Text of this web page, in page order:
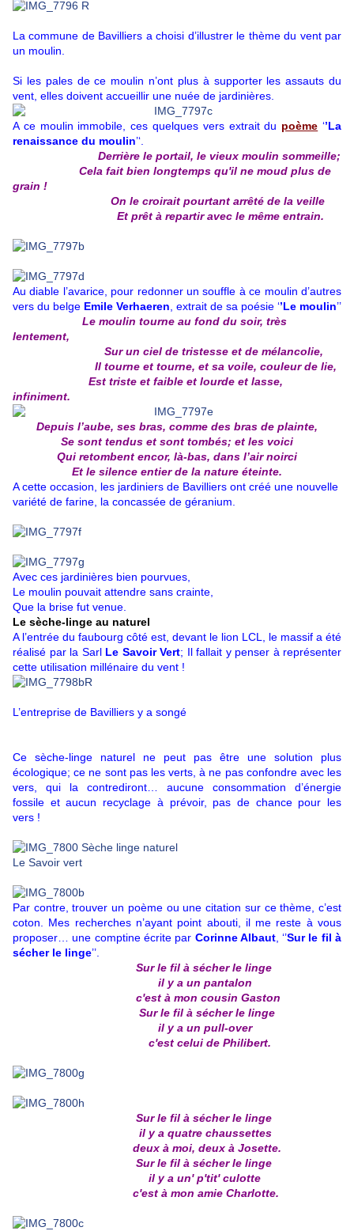
La commune de Bavilliers a choisi d’illustrer le thème du vent par
un moulin.
Si les pales de ce moulin n’ont plus à supporter les assauts du
vent, elles doivent accueillir une nuée de jardinières.
A ce moulin immobile, ces quelques vers extrait du poème ‘’La
renaissance du moulin’‘.
Derrière le portail, le vieux moulin sommeille;
Cela fait bien longtemps qu'il ne moud plus de
grain !
On le croirait pourtant arrêté de la veille
Et prêt à repartir avec le même entrain.
Au diable l’avarice, pour redonner un souffle à ce moulin d’autres
vers du belge Emile Verhaeren , extrait de sa poésie ‘’Le moulin’’
Le moulin tourne au fond du soir, très
lentement,
Sur un ciel de tristesse et de mélancolie,
Il tourne et tourne, et sa voile, couleur de lie,
Est triste et faible et lourde et lasse,
infiniment.
Depuis l’aube, ses bras, comme des bras de plainte,
Se sont tendus et sont tombés; et les voici
Qui retombent encor, là-bas, dans l’air noirci
Et le silence entier de la nature éteinte.
A cette occasion, les jardiniers de Bavilliers ont créé une nouvelle
variété de farine, la concassée de géranium.
Avec ces jardinières bien pourvues,
Le moulin pouvait attendre sans crainte,
Que la brise fut venue.
Le sèche-linge au naturel
A l’entrée du faubourg côté est, devant le lion LCL, le massif a été
réalisé par la Sarl Le Savoir Vert; Il fallait y penser à représenter
cette utilisation millénaire du vent !
L’entreprise de Bavilliers y a songé
Ce sèche-linge naturel ne peut pas être une solution plus
écologique; ce ne sont pas les verts, à ne pas confondre avec les
vers, qui la contrediront… aucune consommation d’énergie
fossile et aucun recyclage à prévoir, pas de chance pour les
vers !
Par contre, trouver un poème ou une citation sur ce thème, c’est
coton. Mes recherches n’ayant point abouti, il me reste à vous
proposer… une comptine écrite par Corinne Albaut, ‘’Sur le fil à
sécher le linge’’.
Sur le fil à sécher le linge
il y a un pantalon
c'est à mon cousin Gaston
Sur le fil à sécher le linge
il y a un pull-over
c'est celui de Philibert.
Sur le fil à sécher le linge
il y a quatre chaussettes
deux à moi, deux à Josette.
Sur le fil à sécher le linge
il y a un' p'tit' culotte
c'est à mon amie Charlotte.